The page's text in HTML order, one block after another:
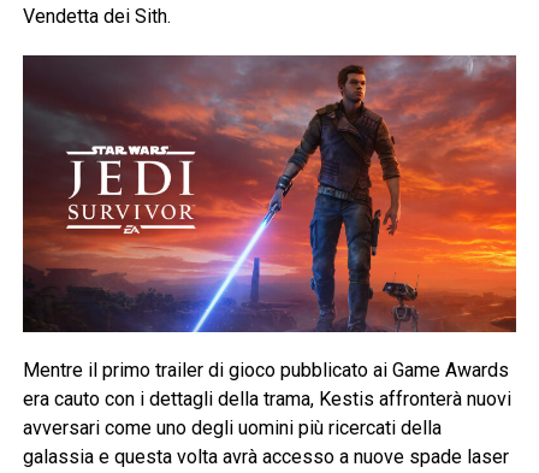
Vendetta dei Sith.
Mentre il primo trailer di gioco pubblicato ai Game Awards
era cauto con i dettagli della trama, Kestis affronterà nuovi
avversari come uno degli uomini più ricercati della
galassia e questa volta avrà accesso a nuove spade laser